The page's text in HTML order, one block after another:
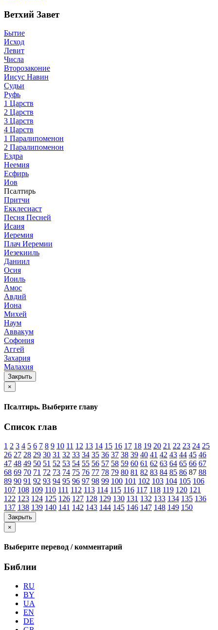
Ветхий Завет
Бытие
Исход
Левит
Числа
Второзаконие
Иисус Навин
Судьи
Руфь
1 Царств
2 Царств
3 Царств
4 Царств
1 Паралипоменон
2 Паралипоменон
Ездра
Неемия
Есфирь
Иов
Псалтирь
Притчи
Екклесиаст
Песня Песней
Исаия
Иеремия
Плач Иеремии
Иезекииль
Даниил
Осия
Иоиль
Амос
Авдий
Иона
Михей
Наум
Аввакум
Софония
Аггей
Захария
Малахия
Закрыть
×
Псалтирь. Выберите главу
Список глав
1 2 3 4 5 6 7 8 9 10 11 12 13 14 15 16 17 18 19 20 21 22 23 24 25
26 27 28 29 30 31 32 33 34 35 36 37 38 39 40 41 42 43 44 45 46
47 48 49 50 51 52 53 54 55 56 57 58 59 60 61 62 63 64 65 66 67
68 69 70 71 72 73 74 75 76 77 78 79 80 81 82 83 84 85 86 87 88
89 90 91 92 93 94 95 96 97 98 99 100 101 102 103 104 105 106
107 108 109 110 111 112 113 114 115 116 117 118 119 120 121
122 123 124 125 126 127 128 129 130 131 132 133 134 135 136
137 138 139 140 141 142 143 144 145 146 147 148 149 150
Закрыть
×
Выберите перевод / комментарий
Библии
RU
BY
UA
EN
DE